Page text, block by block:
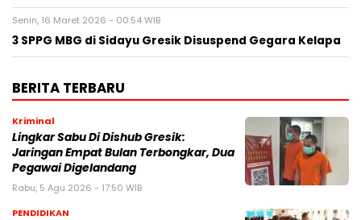
Senin, 16 Maret 2026 - 00:54 WIB
3 SPPG MBG di Sidayu Gresik Disuspend Gegara Kelapa
BERITA TERBARU
Kriminal
Lingkar Sabu Di Dishub Gresik:
Jaringan Empat Bulan Terbongkar, Dua
Pegawai Digelandang
Rabu, 5 Agu 2026 - 17:50 WIB
PENDIDIKAN